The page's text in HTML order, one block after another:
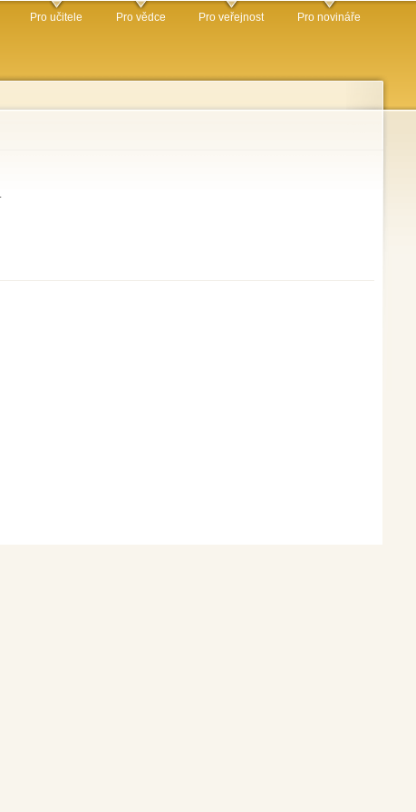
Pro učitele Pro vědce Pro veřejnost Pro novináře